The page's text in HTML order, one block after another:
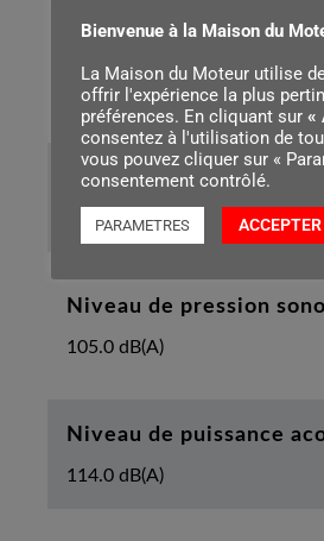
.325"
Longueur de l’appareil
448 mm
Niveau de pression
105.0 dB(A)
Niveau de puissance
114.0 dB(A)
Bienvenue à la Maison du
La Maison du Moteur utilise
offrir l'expérience la plus
préférences. En cliquant sur «
consentez à l'utilisation de
vous pouvez cliquer sur «
consentement contrôlé.
PARAMETRES ACCEPTER